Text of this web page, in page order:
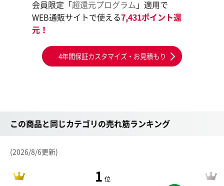
会員限定「超還元プログラム 」適用で
WEB通販サイトで使える7,431ポイント還
元！
4年間保証カスタマイズ・お見積もり
この商品と同じカテゴリの売れ筋ランキング
(2026/8/6更新)
1 位